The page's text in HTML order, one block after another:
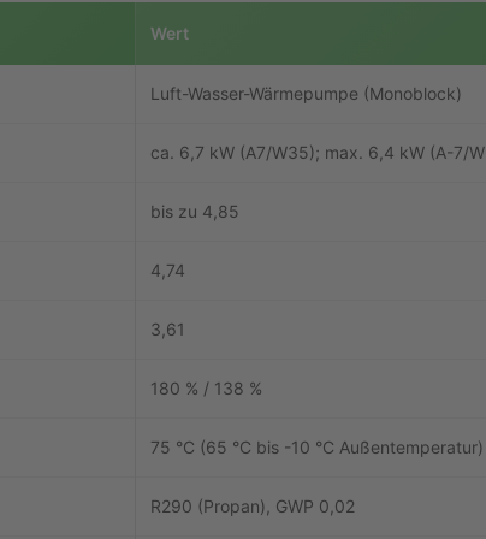
Wert
Luft-Wasser-Wärmepumpe (Monoblock)
ca. 6,7 kW (A7/W35); max. 6,4 kW (A-7/
bis zu 4,85
4,74
3,61
180 % / 138 %
75 °C (65 °C bis -10 °C Außentemperatur)
R290 (Propan), GWP 0,02